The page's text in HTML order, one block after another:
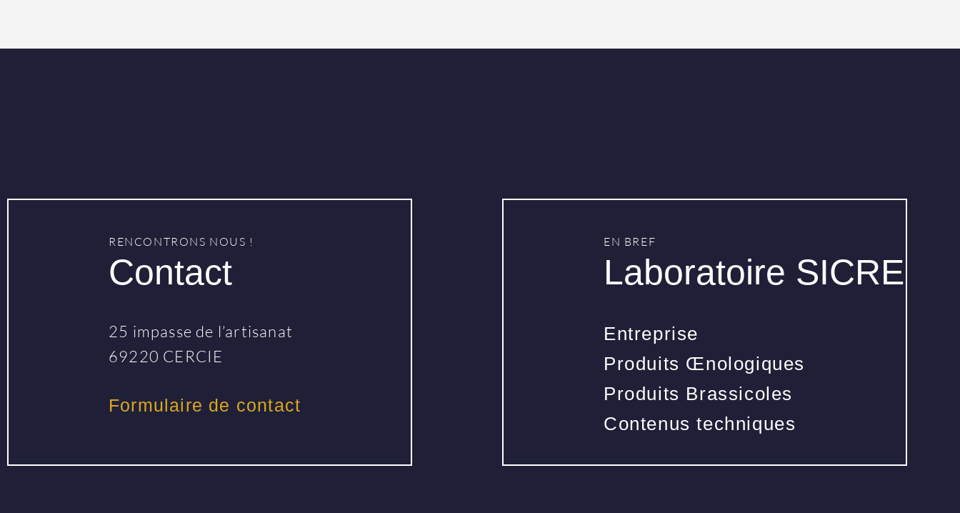
RENCONTRONS NOUS !
Contact
25 impasse de l’artisanat
69220 CERCIE
Formulaire de contact
EN BREF
Laboratoire SICRE
Entreprise
Produits Œnologiques
Produits Brassicoles
Contenus techniques